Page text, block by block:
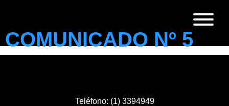
COMUNICADO Nº 5
Teléfono: (1) 3394949